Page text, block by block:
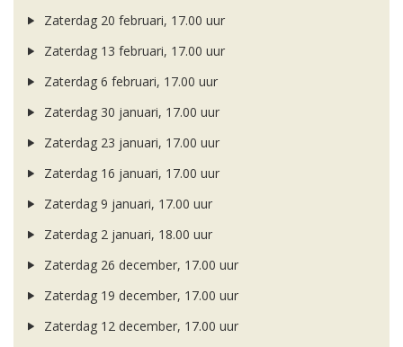
Zaterdag 20 februari, 17.00 uur
Zaterdag 13 februari, 17.00 uur
Zaterdag 6 februari, 17.00 uur
Zaterdag 30 januari, 17.00 uur
Zaterdag 23 januari, 17.00 uur
Zaterdag 16 januari, 17.00 uur
Zaterdag 9 januari, 17.00 uur
Zaterdag 2 januari, 18.00 uur
Zaterdag 26 december, 17.00 uur
Zaterdag 19 december, 17.00 uur
Zaterdag 12 december, 17.00 uur